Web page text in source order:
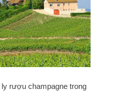
rượu champagne trong